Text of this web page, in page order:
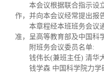
本会议根据联合指示设
作，并向本会议经常提出报
本章程经本班班务会议
准，呈高等教育部及中国科
附班务会议委员名单:
钱伟长(兼班主任) 清华
钱学森 中国科学院力学